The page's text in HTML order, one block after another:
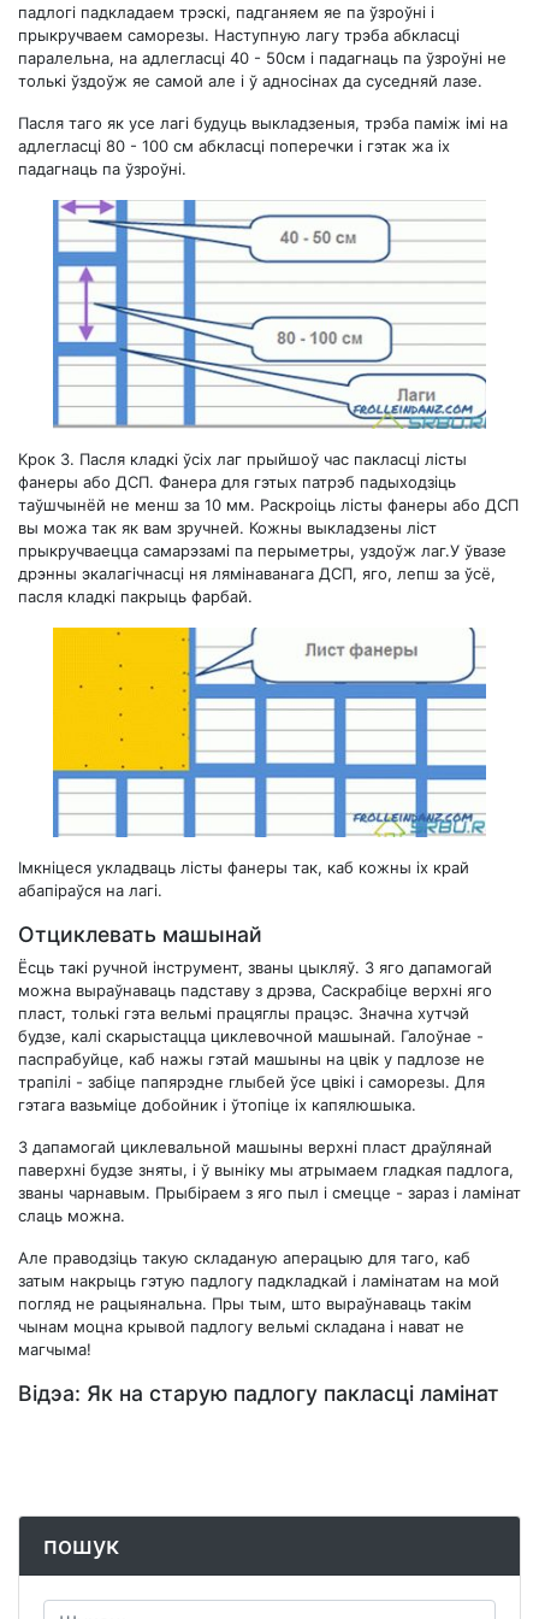
падлогі падкладаем трэскі, падганяем яе па ўзроўні і
прыкручваем саморезы. Наступную лагу трэба абкласці
паралельна, на адлегласці 40 - 50см і падагнаць па ўзроўні не
толькі ўздоўж яе самой але і ў адносінах да суседняй лазе.
Пасля таго як усе лагі будуць выкладзеныя, трэба паміж імі на
адлегласці 80 - 100 см абкласці поперечки і гэтак жа іх
падагнаць па ўзроўні.
Крок 3. Пасля кладкі ўсіх лаг прыйшоў час пакласці лісты
фанеры або ДСП. Фанера для гэтых патрэб падыходзіць
таўшчынёй не менш за 10 мм. Раскроіць лісты фанеры або ДСП
вы можа так як вам зручней. Кожны выкладзены ліст
прыкручваецца самарэзамі па перыметры, уздоўж лаг.У ўвазе
дрэнны экалагічнасці ня лямінаванага ДСП, яго, лепш за ўсё,
пасля кладкі пакрыць фарбай.
Імкніцеся укладваць лісты фанеры так, каб кожны іх край
абапіраўся на лагі.
Отциклевать машынай
Ёсць такі ручной інструмент, званы цыкляў. З яго дапамогай
можна выраўнаваць падставу з дрэва, Саскрабіце верхні яго
пласт, толькі гэта вельмі працяглы працэс. Значна хутчэй
будзе, калі скарыстацца циклевочной машынай. Галоўнае -
паспрабуйце, каб нажы гэтай машыны на цвік у падлозе не
трапілі - забіце папярэдне глыбей ўсе цвікі і саморезы. Для
гэтага вазьміце добойник і ўтопіце іх капялюшыка.
З дапамогай циклевальной машыны верхні пласт драўлянай
паверхні будзе зняты, і ў выніку мы атрымаем гладкая падлога,
званы чарнавым. Прыбіраем з яго пыл і смецце - зараз і ламінат
слаць можна.
Але праводзіць такую ​​складаную аперацыю для таго, каб
затым накрыць гэтую падлогу падкладкай і ламінатам на мой
погляд не рацыянальна. Пры тым, што выраўнаваць такім
чынам моцна крывой падлогу вельмі складана і нават не
магчыма!
Відэа: Як на старую падлогу пакласці ламінат
пошук